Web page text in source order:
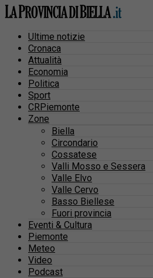
Ultime notizie
Cronaca
Attualità
Economia
Politica
Sport
CRPiemonte
Zone
Biella
Circondario
Cossatese
Valli Mosso e Sessera
Valle Elvo
Valle Cervo
Basso Biellese
Fuori provincia
Eventi & Cultura
Piemonte
Meteo
Video
Podcast